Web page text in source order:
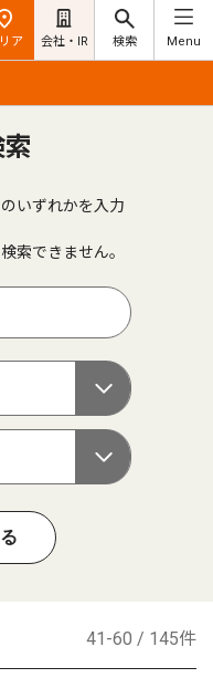
ア 会社・IR 検索 Menu
いずれかを入力
索できません。
41-60 / 145件